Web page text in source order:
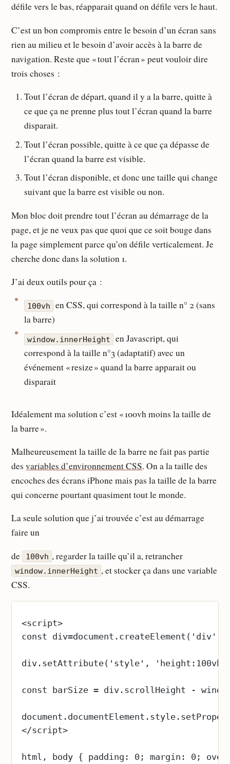
défile vers le bas, réapparait quand on défile vers le haut.
C’est un bon compromis entre le besoin d’un écran sans
rien au milieu et le besoin d’avoir accès à la barre de
navigation. Reste que « tout l’écran » peut vouloir dire
trois choses :
Tout l’écran de départ, quand il y a la barre, quitte à
ce que ça ne prenne plus tout l’écran quand la barre
disparait.
Tout l’écran possible, quitte à ce que ça dépasse de
l’écran quand la barre est visible.
Tout l’écran disponible, et donc une taille qui change
suivant que la barre est visible ou non.
Mon bloc doit prendre tout l’écran au démarrage de la
page, et je ne veux pas que quoi que ce soit bouge dans
la page simplement parce qu’on défile verticalement. Je
cherche donc dans la solution 1.
J’ai deux outils pour ça :
100vh
en CSS, qui correspond à la taille n° 2 (sans
la barre)
window.innerHeight
en Javascript, qui
correspond à la taille n°3 (adaptatif) avec un
événement « resize » quand la barre apparait ou
disparait
Idéalement ma solution c’est « 100vh moins la taille de
la barre ».
Malheureusement la taille de la barre ne fait pas partie
desvariables d’environnement CSS. On a la taille des
encoches des écrans iPhone mais pas la taille de la barre
qui concerne pourtant quasiment tout le monde.
La seule solution que j’ai trouvée c’est au démarrage
faire un
de
100vh , regarder la taille qu’il a, retrancher
window.innerHeight , et stocker ça dans une variable
CSS.
<script>
const div=document.createElement('div');
div.setAttribute('style',
const barSize = div.scrollHeight -
</script>
html, body { padding: 0; margin: 0;